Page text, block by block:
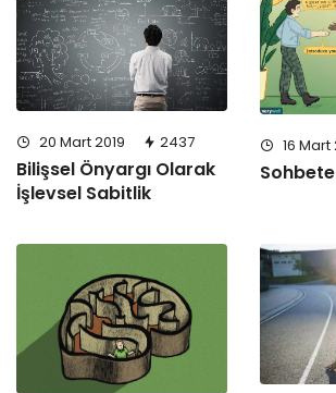
20 Mart 2019 2437
Bilişsel Önyargı Olarak
İşlevsel Sabitlik
16 Mart
Sohbete